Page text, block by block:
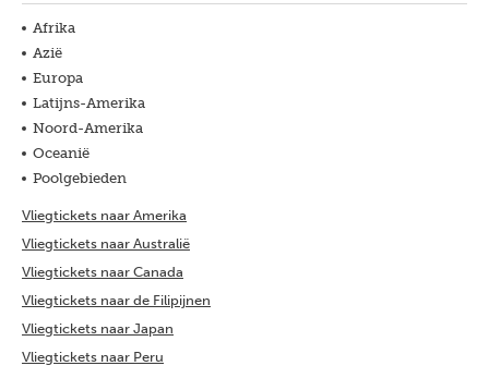
Afrika
Azië
Europa
Latijns-Amerika
Noord-Amerika
Oceanië
Poolgebieden
Vliegtickets naar Amerika
Vliegtickets naar Australië
Vliegtickets naar Canada
Vliegtickets naar de Filipijnen
Vliegtickets naar Japan
Vliegtickets naar Peru